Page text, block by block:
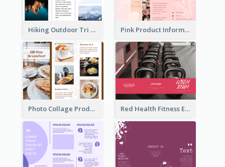
Hiking Outdoor Tri Fold Brochure Pink Product Informational Tri Fold Brochure
Photo Collage Product Informational Tri Fold Brochure Red Health Fitness Event Brochure